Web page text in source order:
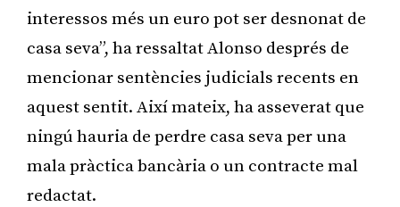
interessos més un euro pot ser desnonat de
casa seva”, ha ressaltat Alonso després de
mencionar sentències judicials recents en
aquest sentit. Així mateix, ha asseverat que
ningú hauria de perdre casa seva per una
mala pràctica bancària o un contracte mal
redactat.